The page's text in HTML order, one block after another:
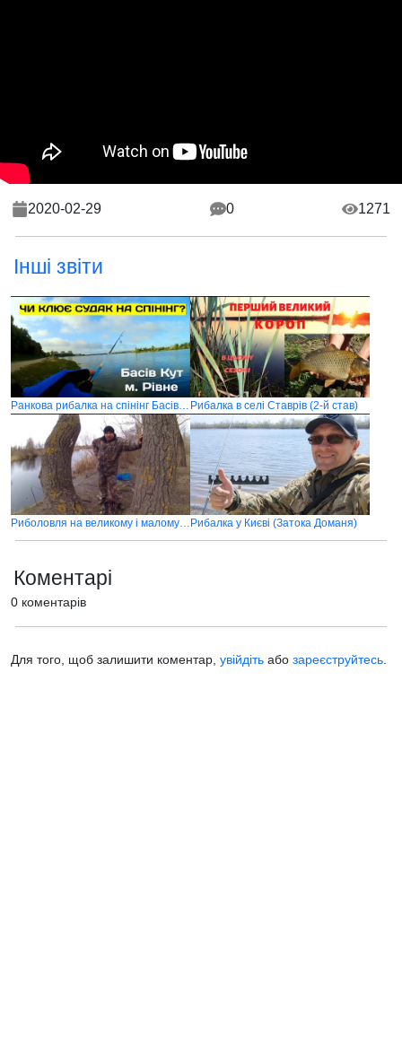
2020-02-29 0 1271
Інші звіти
Ранкова рибалка на спінінг Басів Кут Рибалка в селі Ставрів (2-й став)
Риболовля на великому і малому ковші Рибалка у Києві (Затока Доманя)
Коментарі
0 коментарів
Для того, щоб залишити коментар, увійдіть або зареєструйтесь